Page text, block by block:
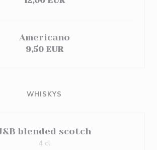
Americano
9,50 EUR
WHISKYS
blended scotch
4 cl